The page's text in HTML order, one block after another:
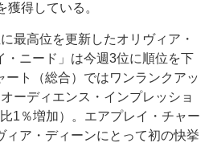
獲得している。
最高位を更新したオリヴィア・
・ニード」は今週3位に順位を下
ート（総合）ではワンランクアッ
ーディエンス・インプレッショ
1％増加）。エアプレイ・チャー
ィア・ディーンにとって初の快挙